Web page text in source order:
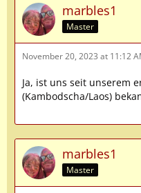
marbles1
Master
November 20, 2023 at 11:12
Ja, ist uns seit unserem
(Kambodscha/Laos)
marbles1
Master